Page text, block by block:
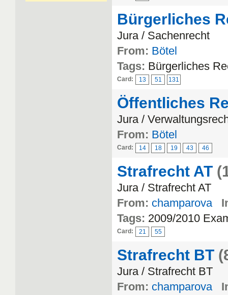
Bürgerliches
Jura / Sachenrecht
From: Bötel
Tags: Bürgerliches
Card: 13 51 131
Öffentliches
Jura /
From: Bötel
Card: 14 18 19 43 46
Strafrecht AT
Jura / Strafrecht AT
From: champarova
Tags: 2009/2010
Card: 21 55
Strafrecht BT
Jura / Strafrecht BT
From: champarova